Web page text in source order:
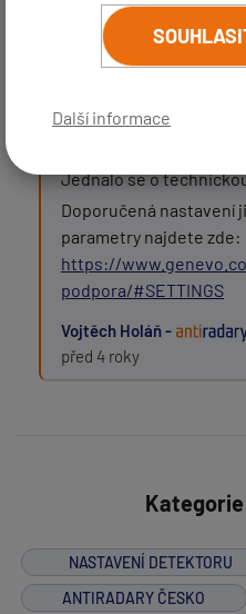
Další informace
email bude skrytý - slouží
Předmět:
podpora/
před 4 roky
Jednalo se o
Doporučená nastavení
parametry najdete zde:
https://
podpora/#SETTINGS
Vojtěch Holáň -
před 4 roky
NASTAVENÍ DETEKTORU
ANTIRADARY ČESKO